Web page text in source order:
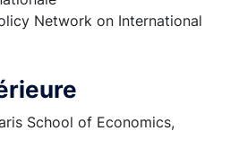
Network on International
School of Economics,